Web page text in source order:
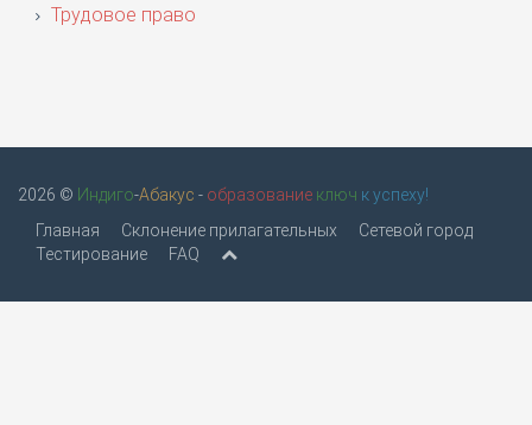
Трудовое право
2026 © Индиго-Абакус - образование ключ к успеху!
Главная
Склонение прилагательных
Сетевой город
Тестирование
FAQ